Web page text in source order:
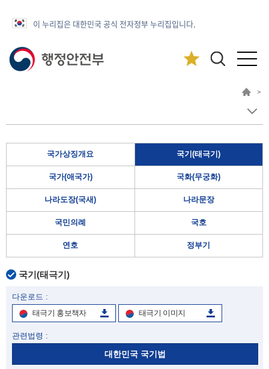
이 누리집은 대한민국 공식 전자정부 누리집입니다.
>
국가상징개요 국기(태극기)
국가(애국가) 국화(무궁화)
나라도장(국새) 나라문장
국민의례 국호
연호 정부기
국기(태극기)
다운로드 :
태극기 홍보책자
태극기 이미지
관련법령 :
대한민국 국기법